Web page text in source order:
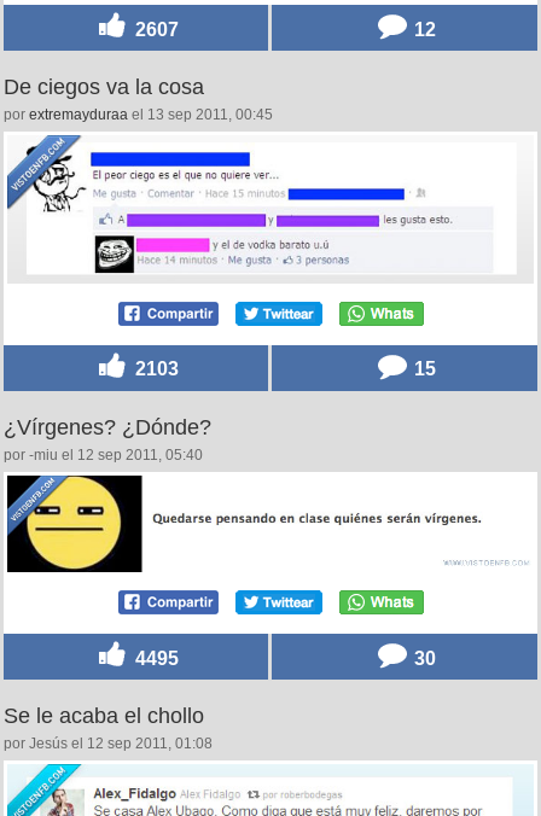
2607 12
De ciegos va la cosa
por extremayduraa el 13 sep 2011, 00:45
2103 15
¿Vírgenes? ¿Dónde?
por -miu el 12 sep 2011, 05:40
4495 30
Se le acaba el chollo
por Jesús el 12 sep 2011, 01:08